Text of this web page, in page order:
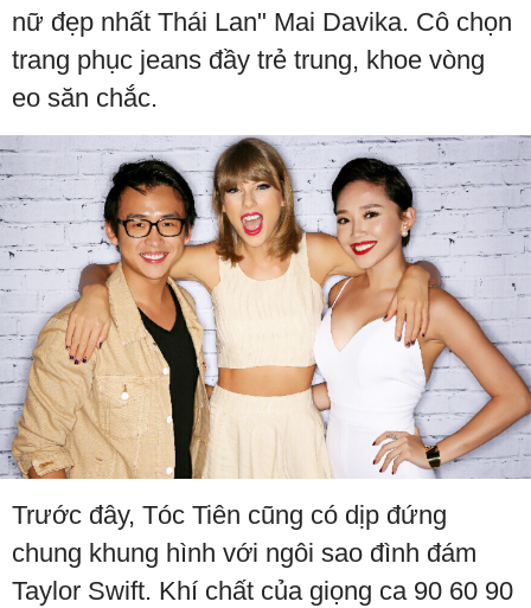
nữ đẹp nhất Thái Lan" Mai Davika. Cô chọn
trang phục jeans đầy trẻ trung, khoe vòng
eo săn chắc.
Trước đây, Tóc Tiên cũng có dịp đứng
chung khung hình với ngôi sao đình đám
Taylor Swift. Khí chất của giọng ca 90 60 90